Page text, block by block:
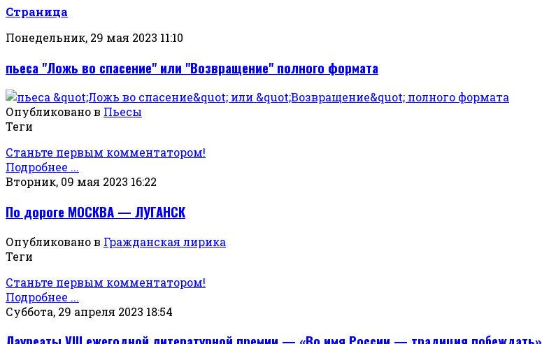
Страница
Понедельник, 29 мая 2023 11:10
пьеса "Ложь во спасение" или "Возвращение" полного формата
Опубликовано в Пьесы
Теги
Станьте первым комментатором!
Подробнее ...
Вторник, 09 мая 2023 16:22
По дороге МОСКВА — ЛУГАНСК
Опубликовано в Гражданская лирика
Теги
Станьте первым комментатором!
Подробнее ...
Суббота, 29 апреля 2023 18:54